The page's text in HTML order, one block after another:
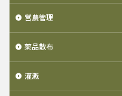
営農管理
薬品散布
灌漑